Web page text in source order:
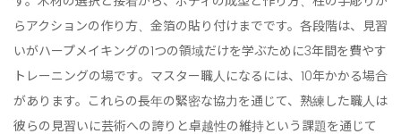
らアクションの作り方、金箔の貼り付けまでです。各段階は、見習
いがハープメイキングの1つの領域だけを学ぶために3年間を費やす
トレーニングの場です。マスター職人になるには、10年かかる場合
があります。これらの長年の緊密な協力を通じて、熟練した職人は
彼らの見習いに芸術への誇りと卓越性の維持という課題を通じて